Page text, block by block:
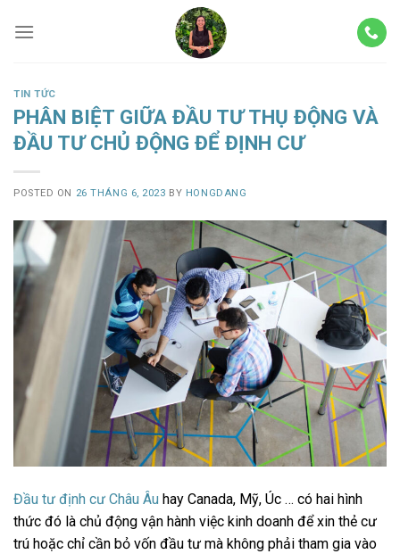
TIN TỨC
PHÂN BIỆT GIỮA ĐẦU TƯ THỤ ĐỘNG VÀ
ĐẦU TƯ CHỦ ĐỘNG ĐỂ ĐỊNH CƯ
POSTED ON 26 THÁNG 6, 2023 BY HONGDANG
Đầu tư định cư Châu Âu hay Canada, Mỹ, Úc … có hai hình
thức đó là chủ động vận hành việc kinh doanh để xin thẻ cư
trú hoặc chỉ cần bỏ vốn đầu tư mà không phải tham gia vào